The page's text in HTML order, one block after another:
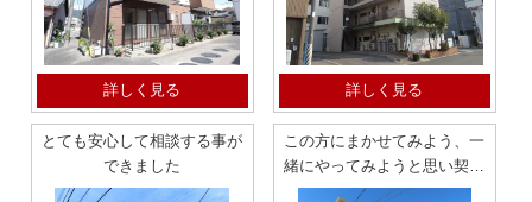
詳しく見る 詳しく見る
とても安心して相談する事が
できました
この方にまかせてみよう、一
緒にやってみようと思い契約
することに決めました